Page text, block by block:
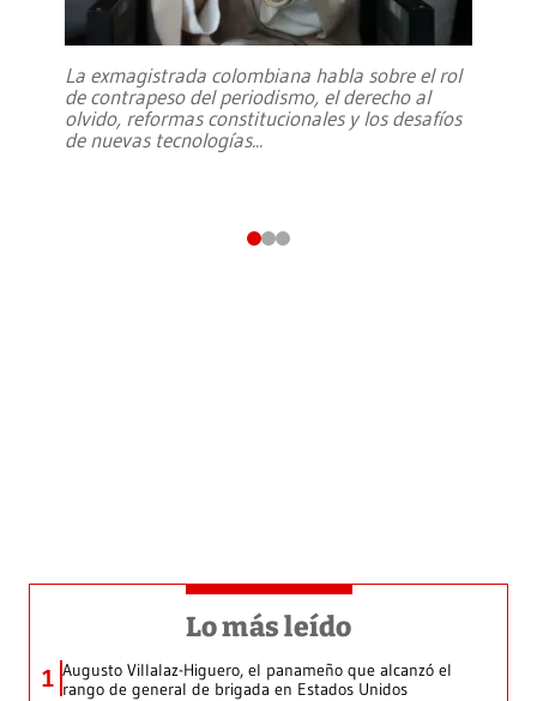
La exmagistrada colombiana habla sobre el rol
de contrapeso del periodismo, el derecho al
olvido, reformas constitucionales y los desafíos
de nuevas tecnologías...
Lo más leído
1 Augusto Villalaz-Higuero, el panameño que alcanzó el
rango de general de brigada en Estados Unidos